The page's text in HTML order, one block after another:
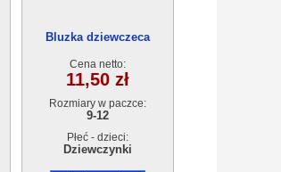
Bluzka dziewczeca
Cena netto:
11,50 zł
Rozmiary w paczce:
9-12
Płeć - dzieci:
Dziewczynki